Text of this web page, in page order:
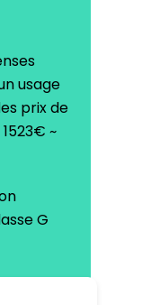
usage
prix de
~
G